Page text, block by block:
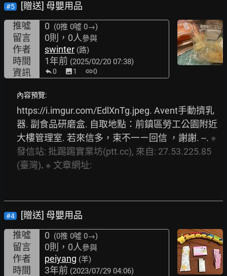
#5
[贈送] 母嬰用品
推噓
0 (0推 0噓 0→)
留言 0則，0人參與
作者 swinter (路)
時間 1年前 (2025/02/20 07:38)
資訊 0 image1 link0
內容預覽:
https://i.imgur.com/EdlXnTg.jpeg. Avent手動擠乳
器. 副食品研磨盒. 自取地點：前鎮區勞工公園附近
大樓管理室. 若來信多，束不一ㄧ回信 ，謝謝. --. ※
發信站: 批踢踢實業坊(ptt.cc), 來自: 27.53.225.85
(臺灣). ※ 文章網址:
#4
[贈送] 母嬰用品
推噓
0 (0推 0噓 0→)
留言 0則，0人參與
作者 peiyang (羊)
時間 3年前 (2023/07/29 04:06)